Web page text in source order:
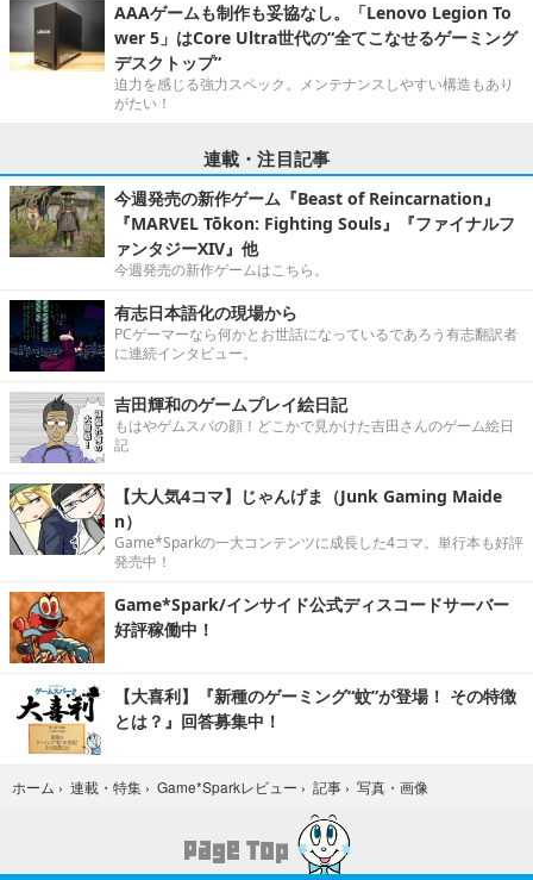
AAAゲームも制作も妥協なし。「Lenovo Legion To
wer 5」はCore Ultra世代の“全てこなせるゲーミング
デスクトップ”
迫力を感じる強力スペック。メンテナンスしやすい構造もあり
がたい！
連載・注目記事
今週発売の新作ゲーム『Beast of Reincarnation』
『MARVEL Tōkon: Fighting Souls』『ファイナルフ
ァンタジーXIV』他
今週発売の新作ゲームはこちら。
有志日本語化の現場から
PCゲーマーなら何かとお世話になっているであろう有志翻訳者
に連続インタビュー。
吉田輝和のゲームプレイ絵日記
もはやゲムスパの顔！どこかで見かけた吉田さんのゲーム絵日
記
【大人気4コマ】じゃんげま（Junk Gaming Maide
n）
Game*Sparkの一大コンテンツに成長した4コマ。単行本も好評
発売中！
Game*Spark/インサイド公式ディスコードサーバー
好評稼働中！
【大喜利】『新種のゲーミング“蚊”が登場！ その特徴
とは？』回答募集中！
ホーム › 連載・特集 › Game*Sparkレビュー › 記事 › 写真・画像